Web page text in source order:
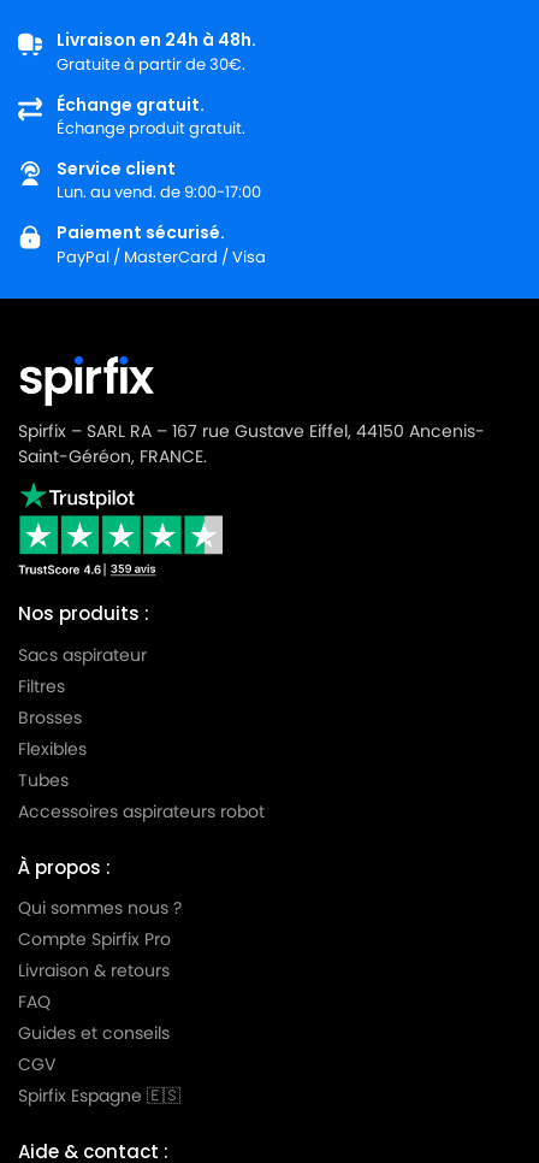
Livraison en 24h à 48h.
Gratuite à partir de 30€.
Échange gratuit.
Échange produit gratuit.
Service client
Lun. au vend. de 9:00-17:00
Paiement sécurisé.
PayPal / MasterCard / Visa
Spirfix – SARL RA – 167 rue Gustave Eiffel, 44150 Ancenis-
Saint-Géréon, FRANCE.
Nos produits :
Sacs aspirateur
Filtres
Brosses
Flexibles
Tubes
Accessoires aspirateurs robot
À propos :
Qui sommes nous ?
Compte Spirfix Pro
Livraison & retours
FAQ
Guides et conseils
CGV
Spirfix Espagne 🇪🇸
Aide & contact :